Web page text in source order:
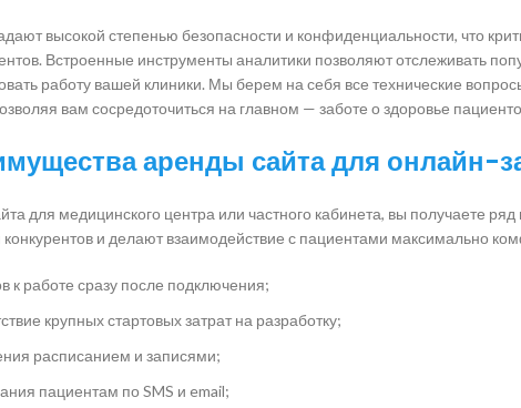
высокой степенью безопасности и конфиденциальности, что
Встроенные инструменты аналитики позволяют отслеживать
работу вашей клиники. Мы берем на себя все технические
вам сосредоточиться на главном — заботе о здоровье
аренды сайта для онлайн-
для медицинского центра или частного кабинета, вы получаете
и делают взаимодействие с пациентами максимально
к работе сразу после подключения;
крупных стартовых затрат на разработку;
расписанием и записями;
пациентам по SMS и email;